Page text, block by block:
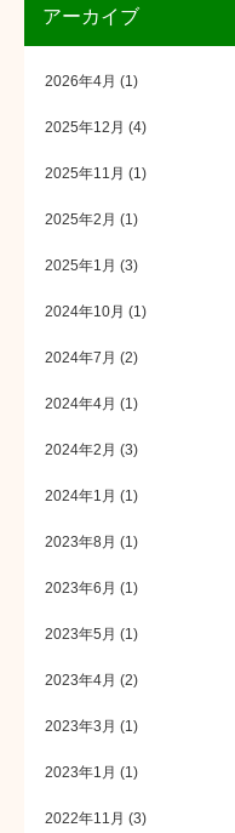
アーカイブ
2026年4月 (1)
2025年12月 (4)
2025年11月 (1)
2025年2月 (1)
2025年1月 (3)
2024年10月 (1)
2024年7月 (2)
2024年4月 (1)
2024年2月 (3)
2024年1月 (1)
2023年8月 (1)
2023年6月 (1)
2023年5月 (1)
2023年4月 (2)
2023年3月 (1)
2023年1月 (1)
2022年11月 (3)